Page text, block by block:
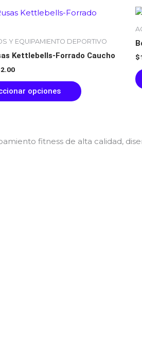
Y EQUIPAMIENTO DEPORTIVO
Kettlebells-Forrado Caucho
Rango
$12.00
hasta
opciones
Este
tiene
opciones
$
fitness de alta calidad,